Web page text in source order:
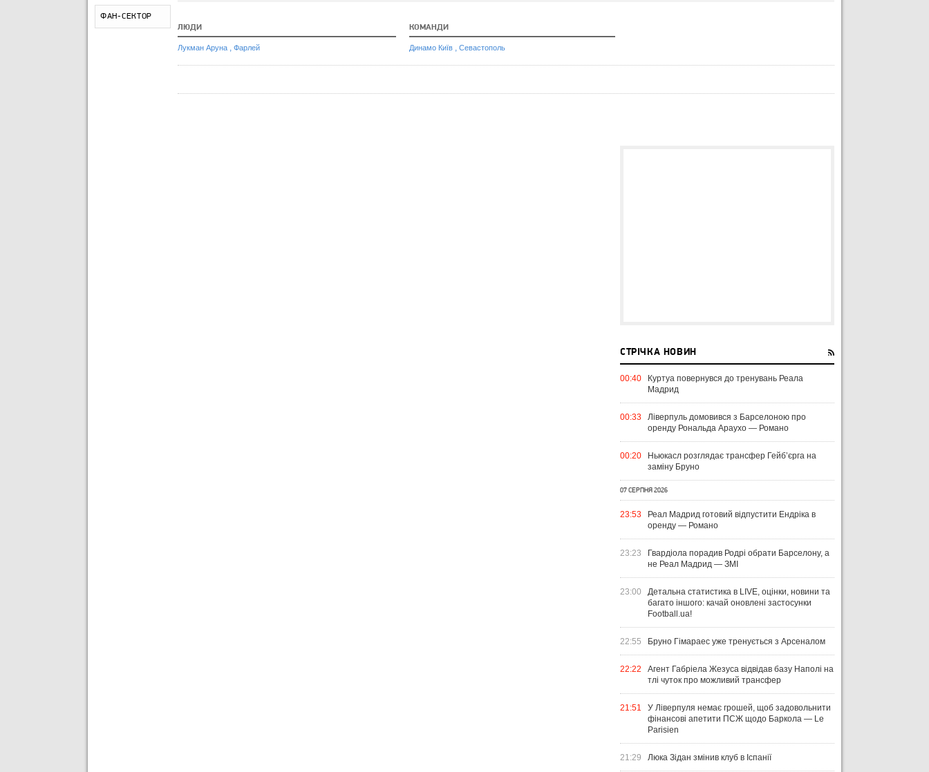
ФАН-СЕКТОР
ЛЮДИ
Лукман Аруна , Фарлей
КОМАНДИ
Динамо Київ ,Севастополь
СТРІЧКА НОВИН
00:40
Куртуа повернувся до тренувань Реала
Мадрид
00:33
Ліверпуль домовився з Барселоною про
оренду Рональда Араухо — Романо
00:20
Ньюкасл розглядає трансфер Гейб’єрга на
заміну Бруно
07 СЕРПНЯ 2026
23:53
Реал Мадрид готовий відпустити Ендріка в
оренду — Романо
23:23
Гвардіола порадив Родрі обрати Барселону, а
не Реал Мадрид — ЗМІ
23:00
Детальна статистика в LIVE, оцінки, новини та
багато іншого: качай оновлені застосунки
Football.ua!
22:55 Бруно Гімараес уже тренується з Арсеналом
22:22
Агент Габріела Жезуса відвідав базу Наполі на
тлі чуток про можливий трансфер
21:51
У Ліверпуля немає грошей, щоб задовольнити
фінансові апетити ПСЖ щодо Баркола — Le
Parisien
21:29 Люка Зідан змінив клуб в Іспанії